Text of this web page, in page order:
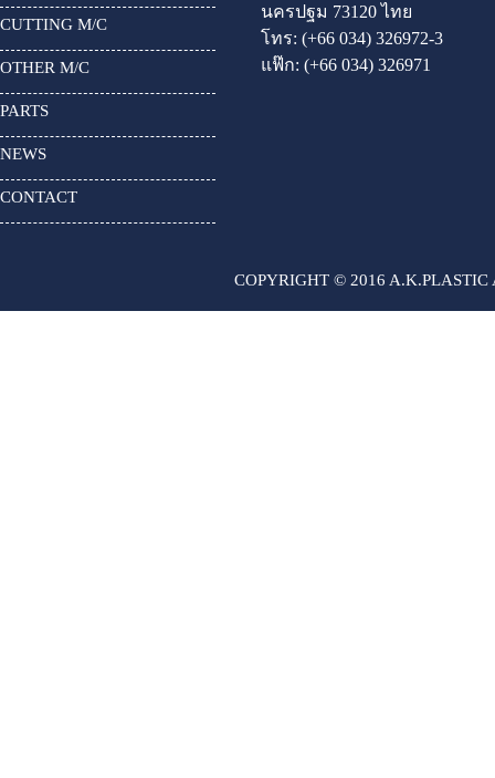
CUTTING M/C
OTHER M/C
PARTS
NEWS
CONTACT
นครปฐม 73120 ไทย
โทร: (+66 034) 326972-3
แฟ๊ก: (+66 034) 326971
COPYRIGHT © 2016 A.K.PLASTIC